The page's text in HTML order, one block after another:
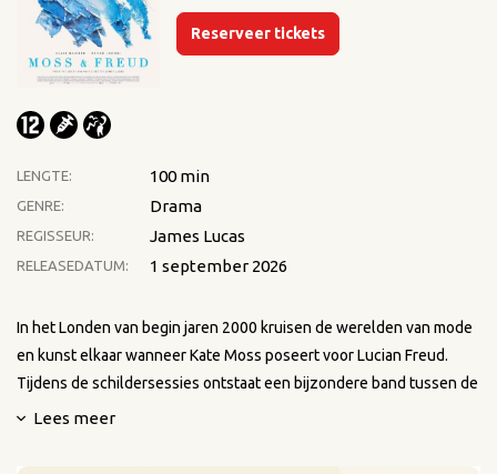
Reserveer tickets
LENGTE: 100 min
GENRE: Drama
REGISSEUR: James Lucas
RELEASEDATUM: 1 september 2026
In het Londen van begin jaren 2000 kruisen de werelden van mode
en kunst elkaar wanneer Kate Moss poseert voor Lucian Freud.
Tijdens de schildersessies ontstaat een bijzondere band tussen de
compromisloze kunstenaar en zijn muze.
Lees meer